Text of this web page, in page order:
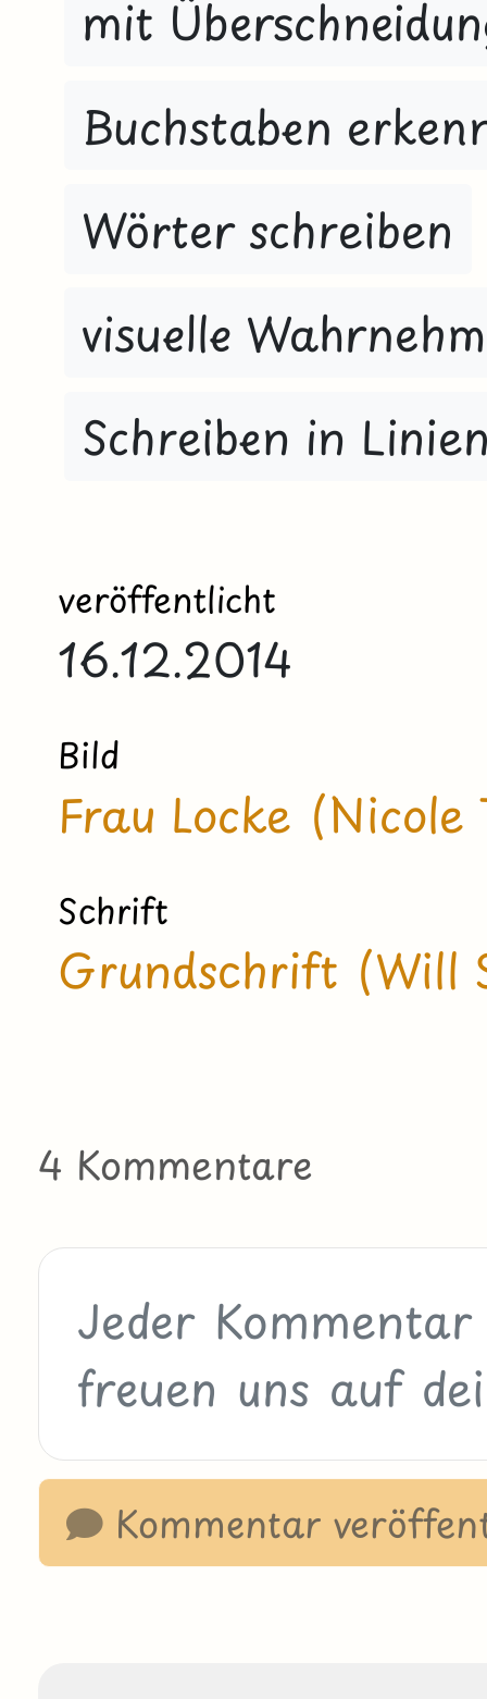
mit
Buchstaben
Wörter schreiben
visuelle
Schreiben in
veröffentlicht
16.12.2014
Bild
Frau Locke (Nicole
Schrift
Grundschrift (Will
4 Kommentare
Kommentar